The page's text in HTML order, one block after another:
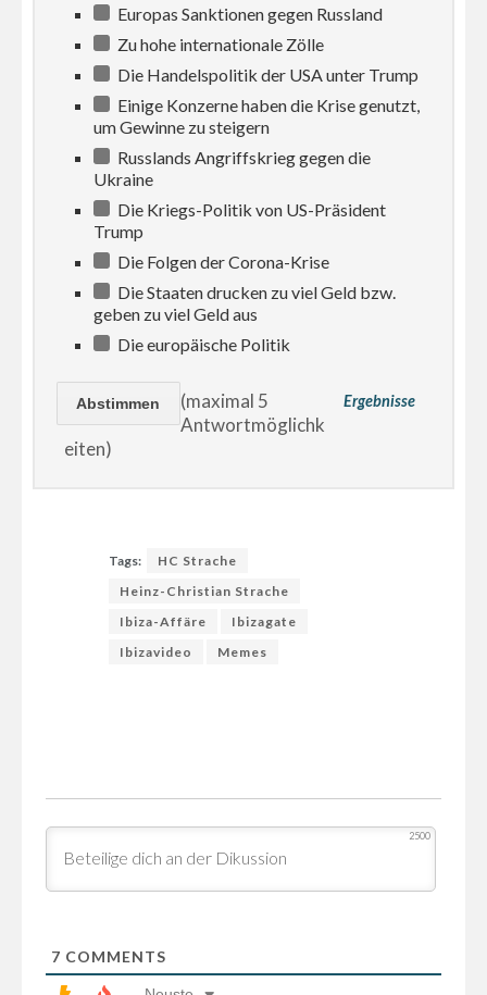
Europas Sanktionen gegen Russland
Zu hohe internationale Zölle
Die Handelspolitik der USA unter Trump
Einige Konzerne haben die Krise genutzt,
um Gewinne zu steigern
Russlands Angriffskrieg gegen die
Ukraine
Die Kriegs-Politik von US-Präsident
Trump
Die Folgen der Corona-Krise
Die Staaten drucken zu viel Geld bzw.
geben zu viel Geld aus
Die europäische Politik
Ergebnisse
(maximal 5
Antwortmöglichk
eiten)
Tags:
HC Strache
Heinz-Christian Strache
Ibiza-Affäre
Ibizagate
Ibizavideo
Memes
2500
7 COMMENTS